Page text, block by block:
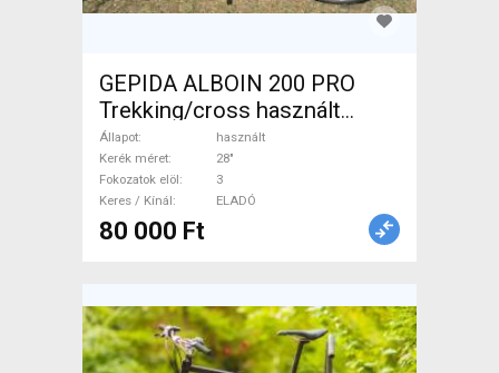
GEPIDA ALBOIN 200 PRO
Trekking/cross használt
ELADÓ
Állapot
használt
Kerék méret
28"
Fokozatok elöl
3
Keres / Kínál
ELADÓ
80 000 Ft